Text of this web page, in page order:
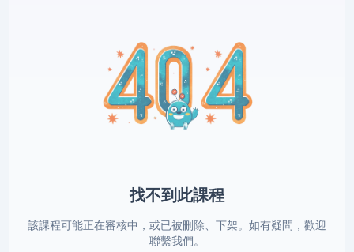
找不到此課程
該課程可能正在審核中，或已被刪除、下架。如有疑問，歡迎
聯繫我們。